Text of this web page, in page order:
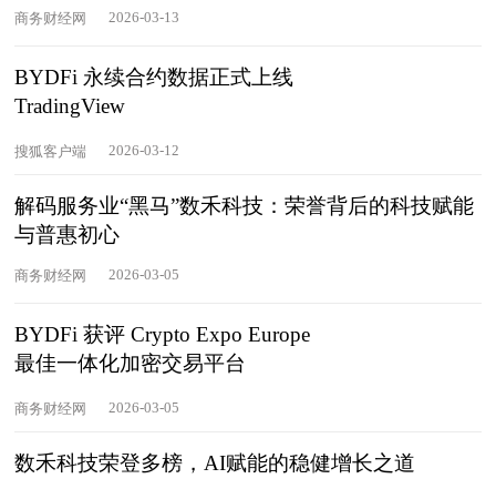
商务财经网 2026-03-13
BYDFi 永续合约数据正式上线
TradingView
搜狐客户端 2026-03-12
解码服务业“黑马”数禾科技：荣誉背后的科技赋能
与普惠初心
商务财经网 2026-03-05
BYDFi 获评 Crypto Expo Europe
最佳一体化加密交易平台
商务财经网 2026-03-05
数禾科技荣登多榜，AI赋能的稳健增长之道